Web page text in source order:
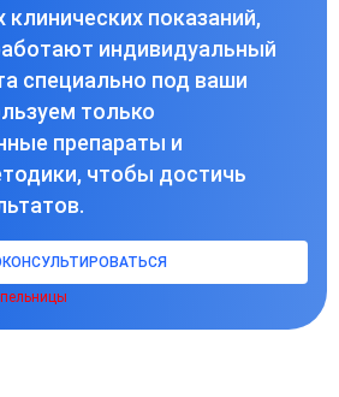
показаний,
индивидуальный
специально под ваши
только
препараты и
чтобы достичь